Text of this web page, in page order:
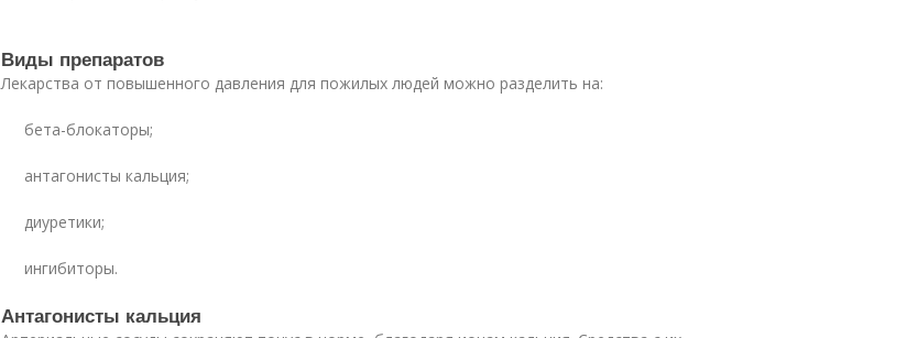
Виды препаратов
Лекарства от повышенного давления для пожилых людей можно разделить на:
бета-блокаторы;
антагонисты кальция;
диуретики;
ингибиторы.
Антагонисты кальция